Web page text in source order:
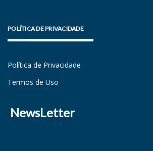
POLÍTICA DE PRIVACIDADE
Política de Privacidade
Termos de Uso
NewsLetter